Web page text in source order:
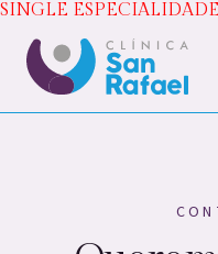
SINGLE